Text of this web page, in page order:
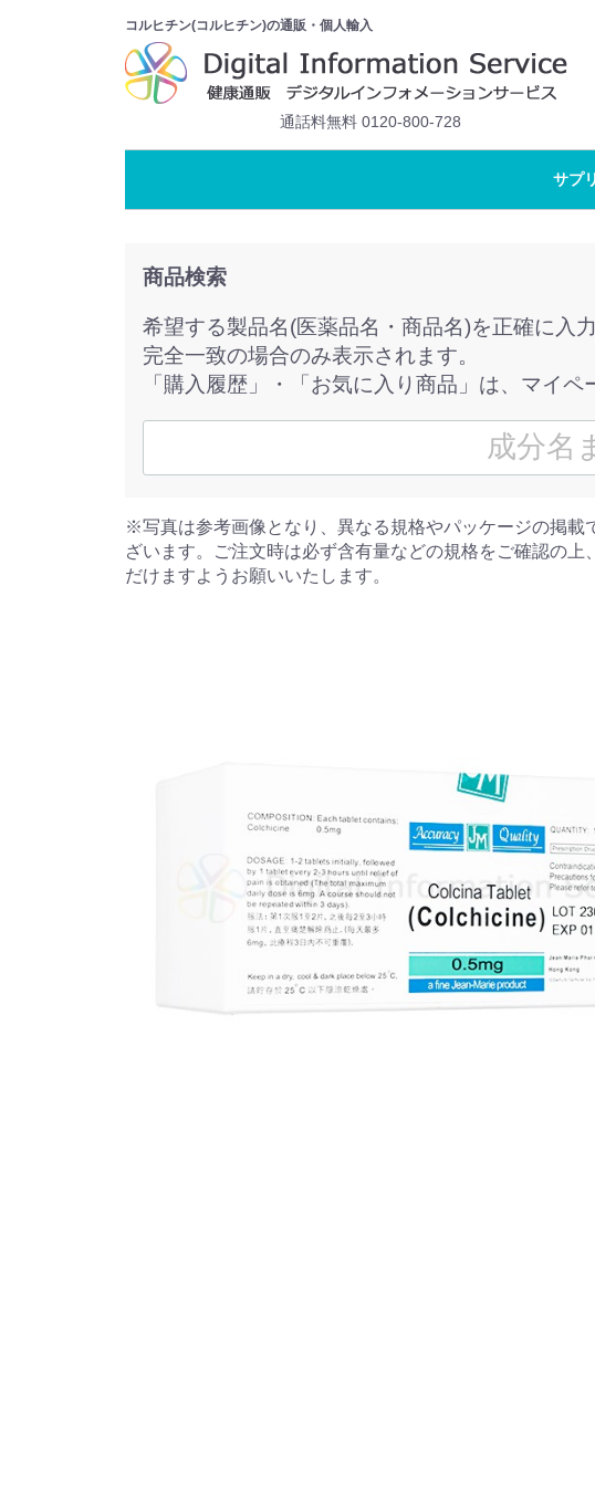
コルヒチン(コルヒチン)の通販・個人輸入
通話料無料 0120-800-728
サプ
商品検索
希望する製品名(医薬品名・商品名)を正確に入
完全一致の場合のみ表示されます。
「購入履歴」・「お気に入り商品」は、マイペ
※写真は参考画像となり、異なる規格やパッケージの掲載
ざいます。ご注文時は必ず含有量などの規格をご確認の上
だけますようお願いいたします。